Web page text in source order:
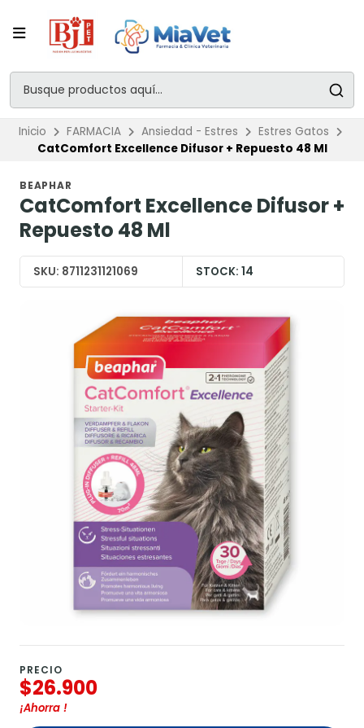
Inicio FARMACIA Ansiedad - Estres
Estres Gatos
CatComfort Excellence Difusor + Repuesto 48 Ml
BEAPHAR
CatComfort Excellence Difusor +
Repuesto 48 Ml
SKU: 8711231121069 STOCK: 14
PRECIO
$26.900
¡Ahorra !